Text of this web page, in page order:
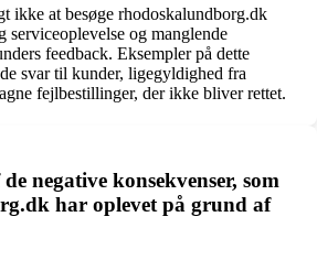
ikke at besøge rhodoskalundborg.dk
serviceoplevelse og manglende
feedback. Eksempler på dette
svar til kunder, ligegyldighed fra
fejlbestillinger, der ikke bliver rettet.
negative konsekvenser, som
har oplevet på grund af